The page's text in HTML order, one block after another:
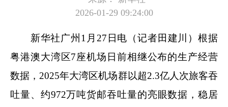
2026-01-29 09:24:00
新华社广州1月27日电（记者田建川）根据
粤港澳大湾区7座机场日前相继公布的生产经营
数据，2025年大湾区机场群以超2.3亿人次旅客吞
吐量、约972万吨货邮吞吐量的亮眼数据，稳居